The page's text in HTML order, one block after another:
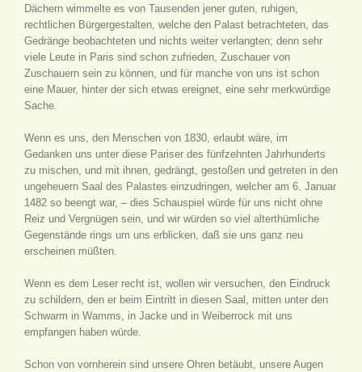
Dächern wimmelte es von Tausenden jener guten, ruhigen,
rechtlichen Bürgergestalten, welche den Palast betrachteten, das
Gedränge beobachteten und nichts weiter verlangten; denn sehr
viele Leute in Paris sind schon zufrieden, Zuschauer von
Zuschauern sein zu können, und für manche von uns ist schon
eine Mauer, hinter der sich etwas ereignet, eine sehr merkwürdige
Sache.
Wenn es uns, den Menschen von 1830, erlaubt wäre, im
Gedanken uns unter diese Pariser des fünfzehnten Jahrhunderts
zu mischen, und mit ihnen, gedrängt, gestoßen und getreten in den
ungeheuern Saal des Palastes einzudringen, welcher am 6. Januar
1482 so beengt war, – dies Schauspiel würde für uns nicht ohne
Reiz und Vergnügen sein, und wir würden so viel alterthümliche
Gegenstände rings um uns erblicken, daß sie uns ganz neu
erscheinen müßten.
Wenn es dem Leser recht ist, wollen wir versuchen, den Eindruck
zu schildern, den er beim Eintritt in diesen Saal, mitten unter den
Schwarm in Wamms, in Jacke und in Weiberrock mit uns
empfangen haben würde.
Schon von vornherein sind unsere Ohren betäubt, unsere Augen